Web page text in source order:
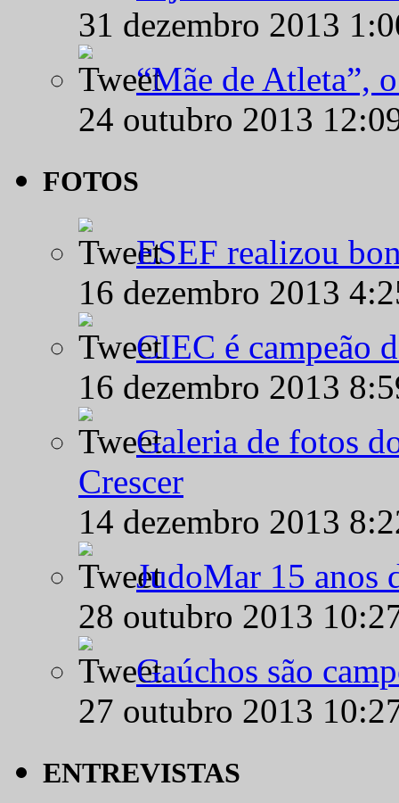
31 dezembro 2013
“Mãe de Atleta”,
24 outubro 2013
FOTOS
ESEF realizou
16 dezembro 2013
CIEC é campeão
16 dezembro 2013
Galeria de fotos
Crescer
14 dezembro 2013
JudoMar 15 anos
28 outubro 2013
Gaúchos são
27 outubro 2013
ENTREVISTAS